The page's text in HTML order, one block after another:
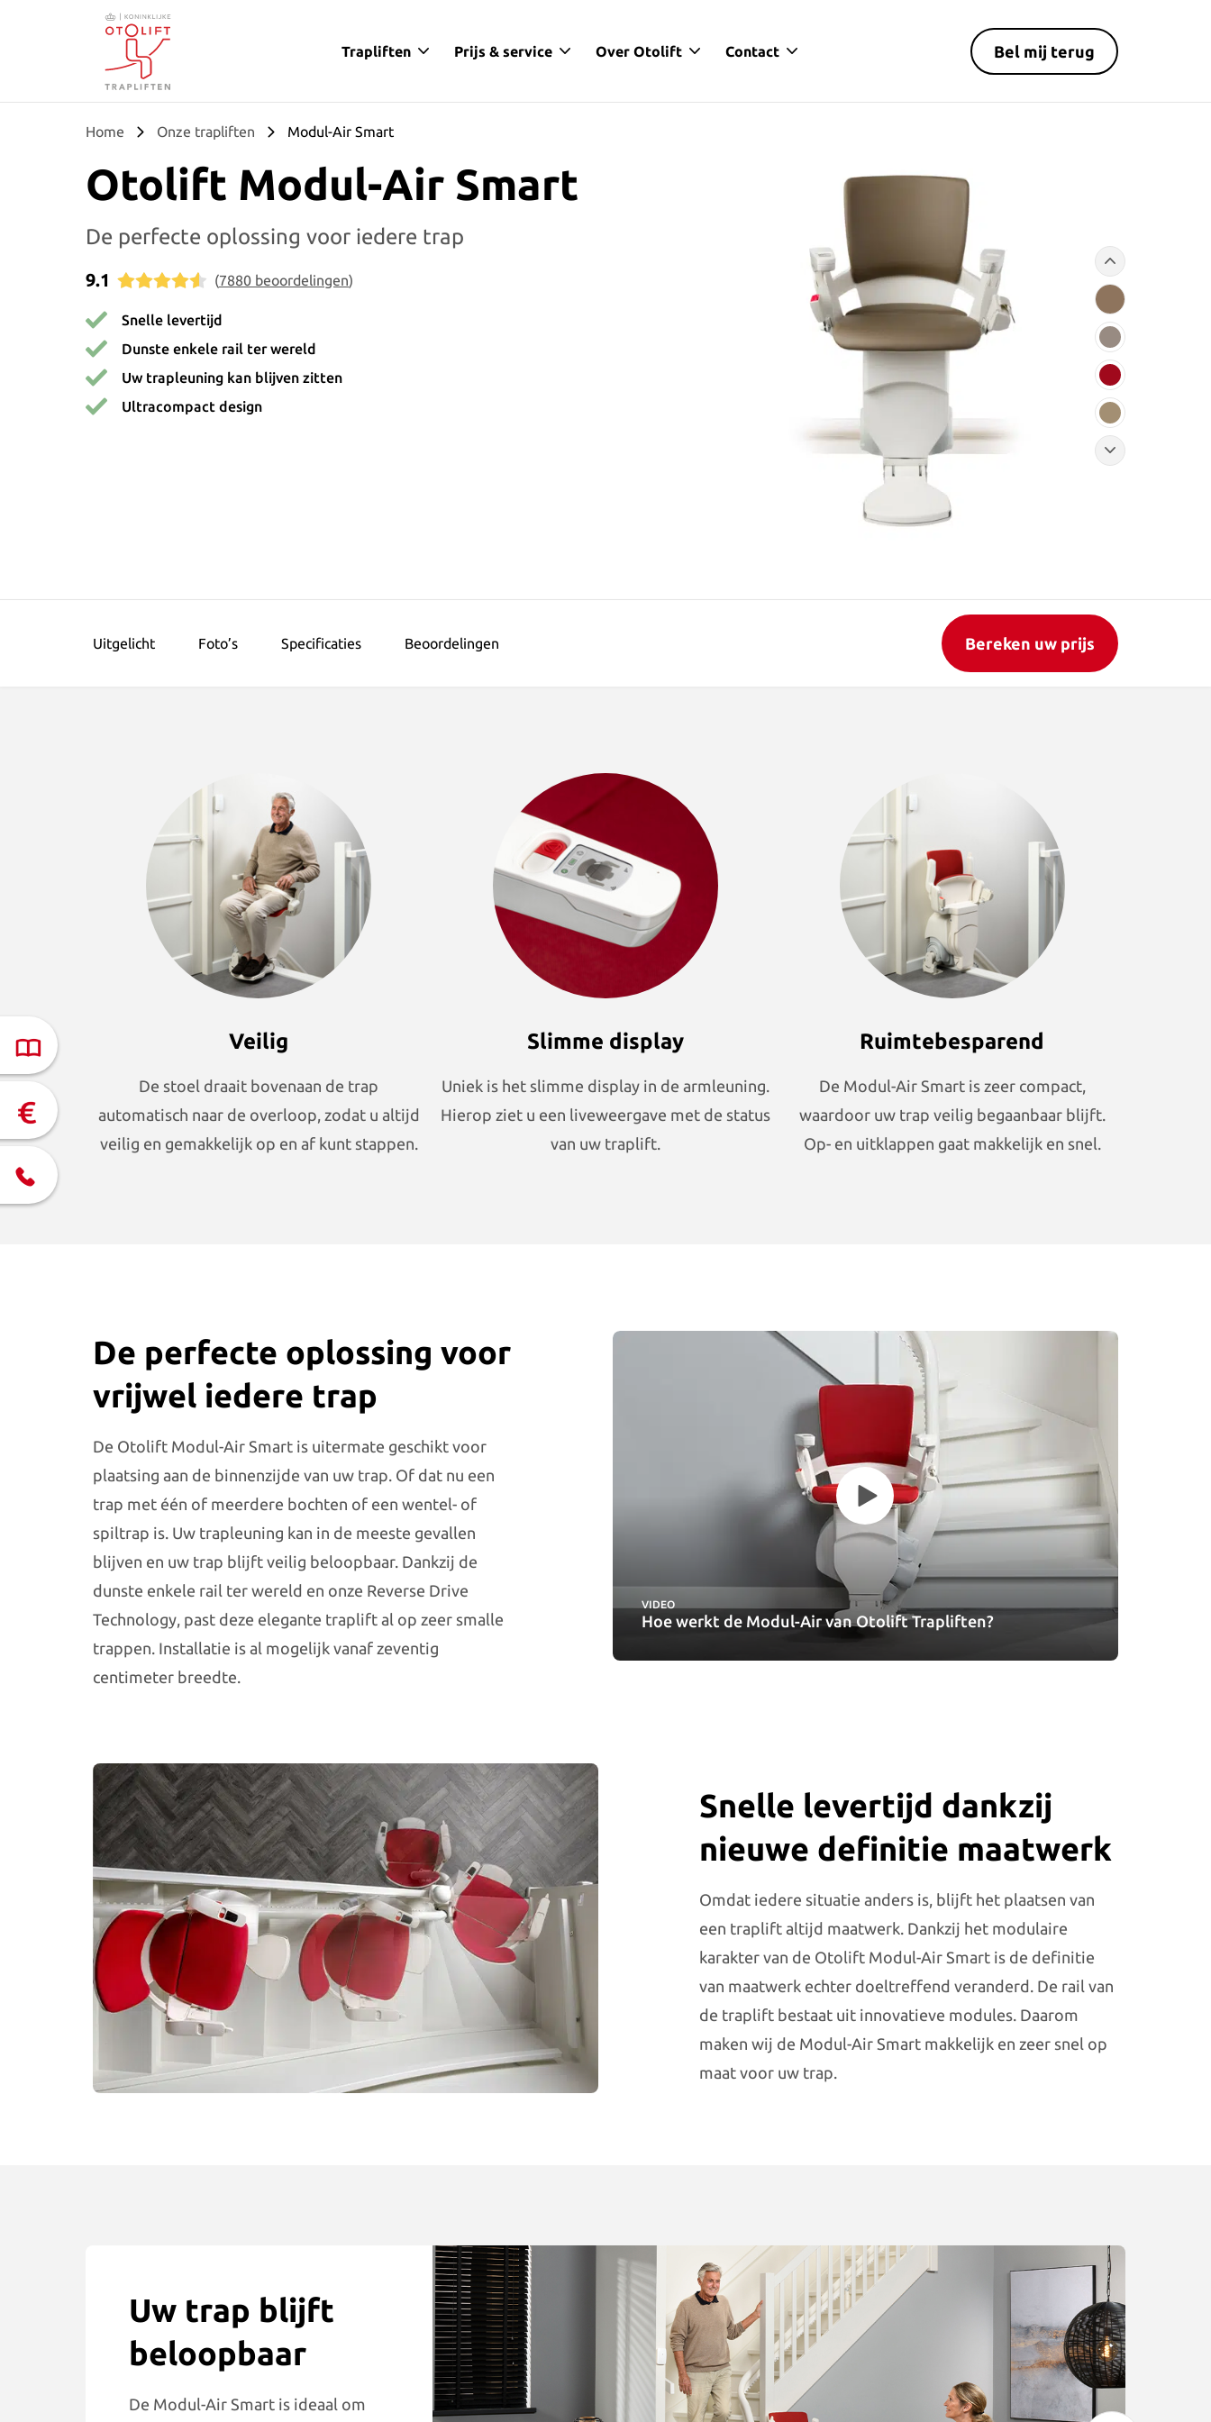
Otolift Trapliften
Trapliften Prijs & service Over Otolift Contact Bel mij terug
Home Onze trapliften Modul-Air Smart
Otolift Modul-Air Smart
De perfecte oplossing voor iedere trap
9.1 (7880 beoordelingen)
Snelle levertijd
Dunste enkele rail ter wereld
Uw trapleuning kan blijven zitten
Ultracompact design
Uitgelicht Foto’s Specificaties Beoordelingen Bereken uw prijs
Veilig
De stoel draait bovenaan de trap
automatisch naar de overloop, zodat u altijd
veilig en gemakkelijk op en af kunt stappen.
Slimme display
Uniek is het slimme display in de armleuning.
Hierop ziet u een liveweergave met de status
van uw traplift.
Ruimtebesparend
De Modul-Air Smart is zeer compact,
waardoor uw trap veilig begaanbaar blijft.
Op- en uitklappen gaat makkelijk en snel.
De perfecte oplossing voor
vrijwel iedere trap
De Otolift Modul-Air Smart is uitermate geschikt voor
plaatsing aan de binnenzijde van uw trap. Of dat nu een
trap met één of meerdere bochten of een wentel- of
spiltrap is. Uw trapleuning kan in de meeste gevallen
blijven en uw trap blijft veilig beloopbaar. Dankzij de
dunste enkele rail ter wereld en onze Reverse Drive
Technology, past deze elegante traplift al op zeer smalle
trappen. Installatie is al mogelijk vanaf zeventig
centimeter breedte.
VIDEO
Hoe werkt de Modul-Air van Otolift Trapliften?
Snelle levertijd dankzij
nieuwe definitie maatwerk
Omdat iedere situatie anders is, blijft het plaatsen van
een traplift altijd maatwerk. Dankzij het modulaire
karakter van de Otolift Modul-Air Smart is de definitie
van maatwerk echter doeltreffend veranderd. De rail van
de traplift bestaat uit innovatieve modules. Daarom
maken wij de Modul-Air Smart makkelijk en zeer snel op
maat voor uw trap.
Uw trap blijft
beloopbaar
De Modul-Air Smart is ideaal om